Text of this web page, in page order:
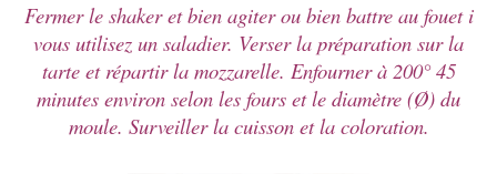
Fermer le shaker et bien agiter ou bien battre au fouet i
vous utilisez un saladier. Verser la préparation sur la
tarte et répartir la mozzarelle. Enfourner à 200° 45
minutes environ selon les fours et le diamètre (Ø) du
moule. Surveiller la cuisson et la coloration.